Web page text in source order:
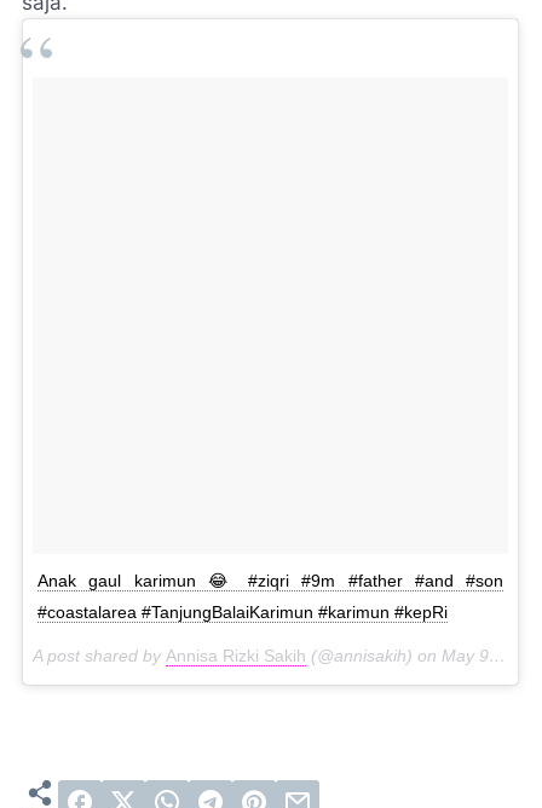
Anak gaul karimun 😂 #ziqri #9m #father #and #son
#coastalarea #TanjungBalaiKarimun #karimun #kepRi
A post shared by Annisa Rizki Sakih (@annisakih) on May 9, 2015 at 6:18pm PDT